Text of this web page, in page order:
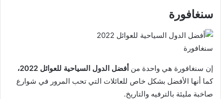
سنغافورة
سنغافورة
إن سنغافورة هي واحدة من أفضل الدول السياحية للعوائل 2022،
كما أنها الأفضل بشكل خاص للعائلات التي تحب المرور في شوارع
صاخبة مليئة بالترفيه والتاريخ.